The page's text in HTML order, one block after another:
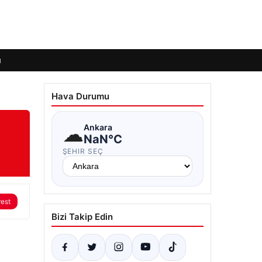
Hava Durumu
☁Ankara
NaN°C
ŞEHIR SEÇ
Bizi Takip Edin